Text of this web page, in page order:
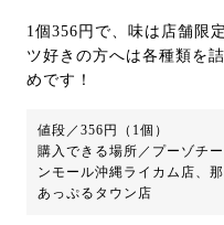
1個356円で、味は店舗限
ツ好きの方へは各種類を
めです！
値段／356円（1個）
購入できる場所／プーゾチ
ンモール沖縄ライカム店、
あっぷるタウン店